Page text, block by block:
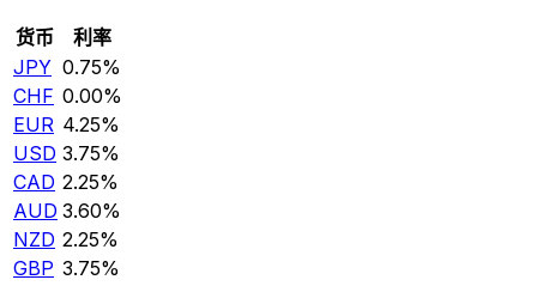
货币
利率
JPY 0.75%
CHF 0.00%
EUR 4.25%
USD 3.75%
CAD 2.25%
AUD 3.60%
NZD 2.25%
GBP 3.75%